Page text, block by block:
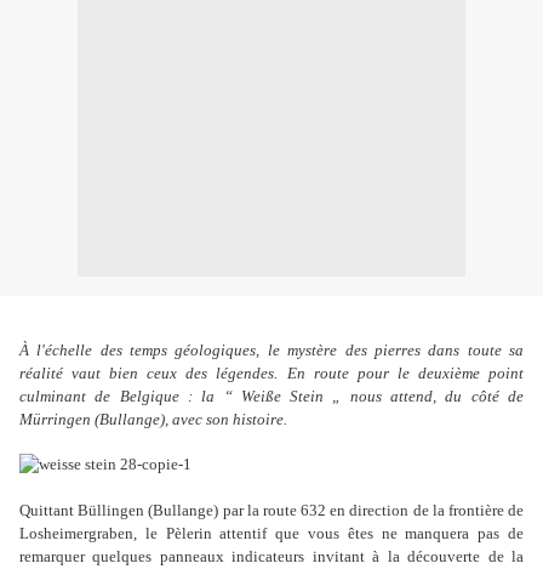
À l'échelle des temps géologiques, le mystère des pierres dans toute sa
réalité vaut bien ceux des légendes. En route pour le deuxième point
culminant de Belgique : la “ Weiße Stein „ nous attend, du côté de
Mürringen (Bullange), avec son histoire.
Quittant Büllingen (Bullange) par la route 632 en direction de la frontière de
Losheimergraben, le Pèlerin attentif que vous êtes ne manquera pas de
remarquer quelques panneaux indicateurs invitant à la découverte de la